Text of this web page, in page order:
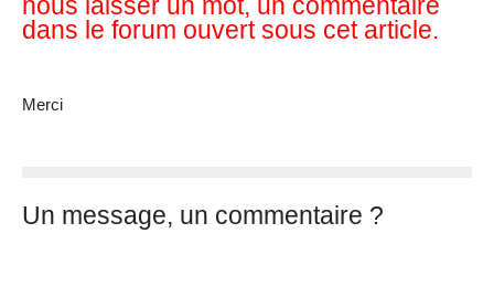
dans le forum ouvert sous cet article.
Merci
Un message, un commentaire ?